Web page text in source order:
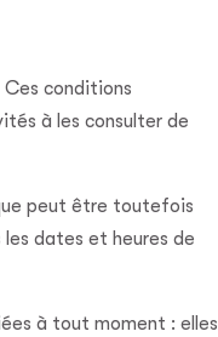
conditions
à les consulter de
peut être toutefois
dates et heures de
à tout moment : elles